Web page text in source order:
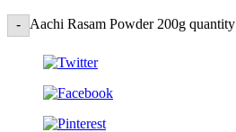
- Aachi Rasam Powder 200g quantity